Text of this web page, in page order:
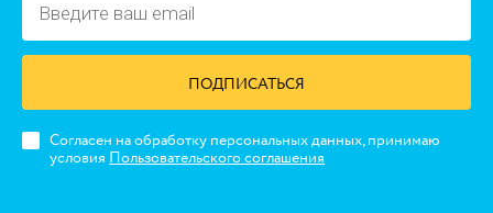
ПОДПИСАТЬСЯ
Согласен на обработку персональных данных, принимаю
условия Пользовательского соглашения